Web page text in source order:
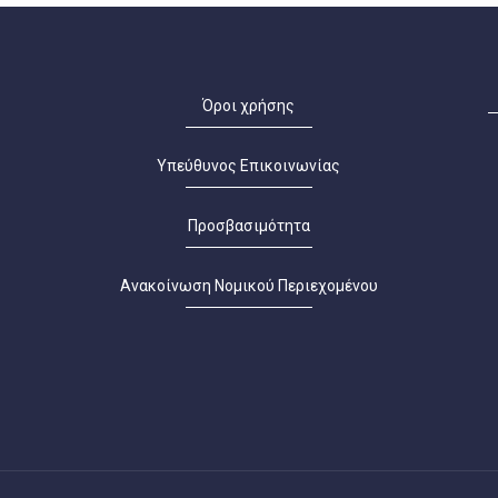
Όροι χρήσης
Υπεύθυνος Επικοινωνίας
Προσβασιμότητα
Ανακοίνωση Νομικού Περιεχομένου